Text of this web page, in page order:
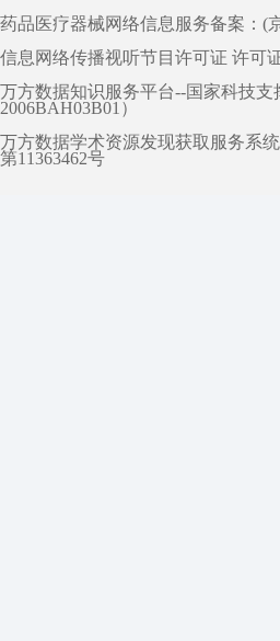
药品医疗器械网络信息服务备案：(
信息网络传播视听节目许可证 许可
万方数据知识服务平台--国家科技支
2006BAH03B01）
万方数据学术资源发现获取服务系
第11363462号